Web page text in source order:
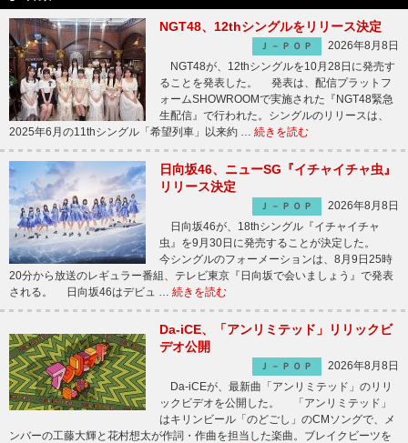
NGT48、12thシングルをリリース決定
Ｊ－ＰＯＰ
2026年8月8日
NGT48が、12thシングルを10月28日に発売す
ることを発表した。 発表は、配信プラットフ
ォームSHOWROOMで実施された『NGT48緊急
生配信』で行われた。シングルのリリースは、
2025年6月の11thシングル「希望列車」以来約 … 続きを読む
日向坂46、ニューSG『イチャイチャ虫』
リリース決定
Ｊ－ＰＯＰ
2026年8月8日
日向坂46が、18thシングル『イチャイチャ
虫』を9月30日に発売することが決定した。
今シングルのフォーメーションは、8月9日25時
20分から放送のレギュラー番組、テレビ東京『日向坂で会いましょう』で発表
される。 日向坂46はデビュ … 続きを読む
Da-iCE、「アンリミテッド」リリックビ
デオ公開
Ｊ－ＰＯＰ
2026年8月8日
Da-iCEが、最新曲「アンリミテッド」のリリ
ックビデオを公開した。 「アンリミテッド」
はキリンビール「のどごし」のCMソングで、メ
ンバーの工藤大輝と花村想太が作詞・作曲を担当した楽曲。ブレイクビーツを